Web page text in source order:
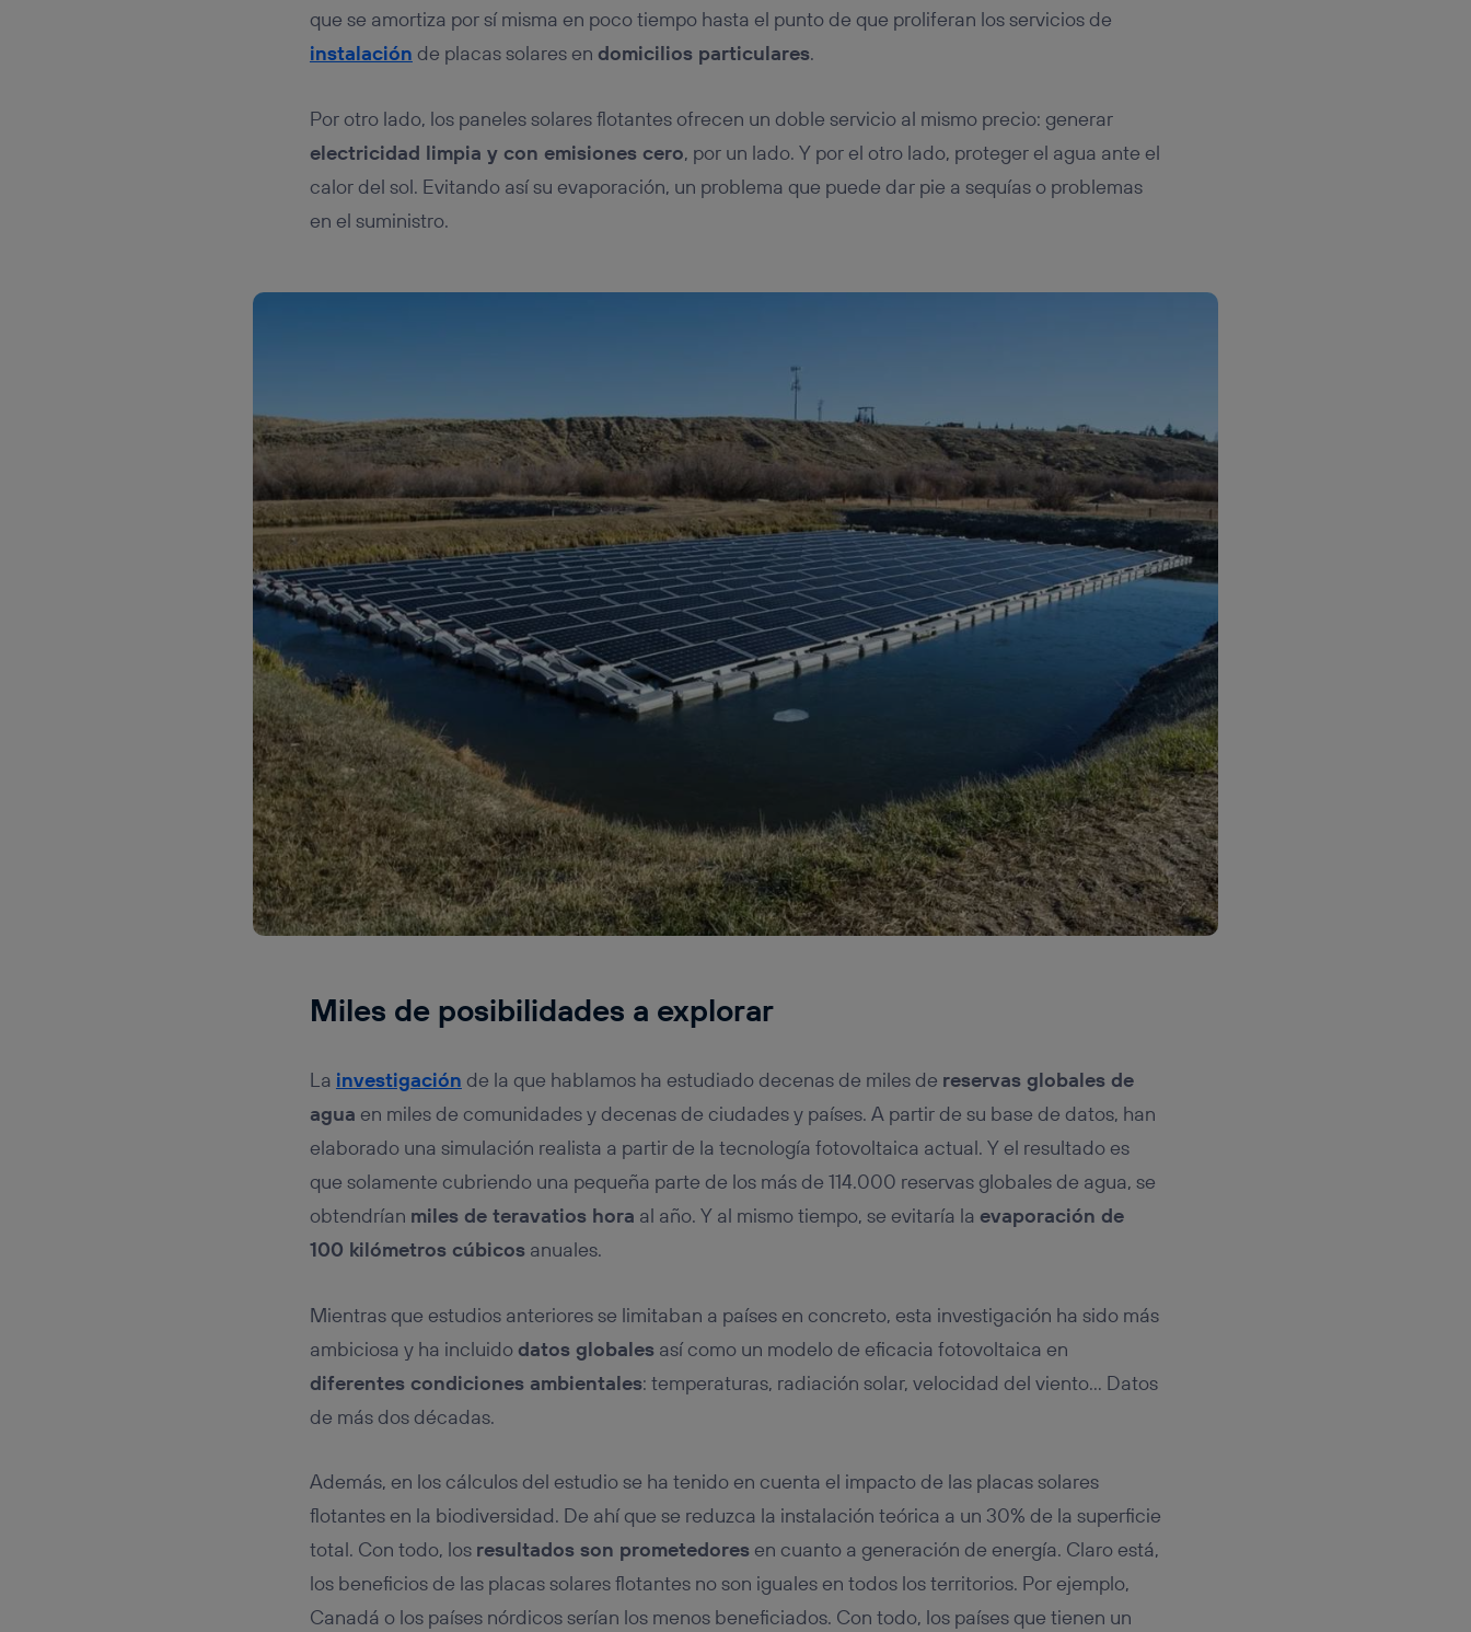
que se amortiza por sí misma en poco tiempo hasta el punto de que proliferan los servicios de
instalación de placas solares en domicilios particulares.
Por otro lado, los paneles solares flotantes ofrecen un doble servicio al mismo precio: generar
electricidad limpia y con emisiones cero, por un lado. Y por el otro lado, proteger el agua ante el
calor del sol. Evitando así su evaporación, un problema que puede dar pie a sequías o problemas
en el suministro.
Miles de posibilidades a explorar
La investigación de la que hablamos ha estudiado decenas de miles de reservas globales de
agua en miles de comunidades y decenas de ciudades y países. A partir de su base de datos, han
elaborado una simulación realista a partir de la tecnología fotovoltaica actual. Y el resultado es
que solamente cubriendo una pequeña parte de los más de 114.000 reservas globales de agua, se
obtendrían miles de teravatios hora al año. Y al mismo tiempo, se evitaría la evaporación de
100 kilómetros cúbicosanuales.
Mientras que estudios anteriores se limitaban a países en concreto, esta investigación ha sido más
ambiciosa y ha incluidodatos globalesasí como un modelo de eficacia fotovoltaica en
diferentes condiciones ambientales: temperaturas, radiación solar, velocidad del viento… Datos
de más dos décadas.
Además, en los cálculos del estudio se ha tenido en cuenta el impacto de las placas solares
flotantes en la biodiversidad. De ahí que se reduzca la instalación teórica a un 30% de la superficie
total. Con todo, los resultados son prometedoresen cuanto a generación de energía. Claro está,
los beneficios de las placas solares flotantes no son iguales en todos los territorios. Por ejemplo,
Canadá o los países nórdicos serían los menos beneficiados. Con todo, los países que tienen un